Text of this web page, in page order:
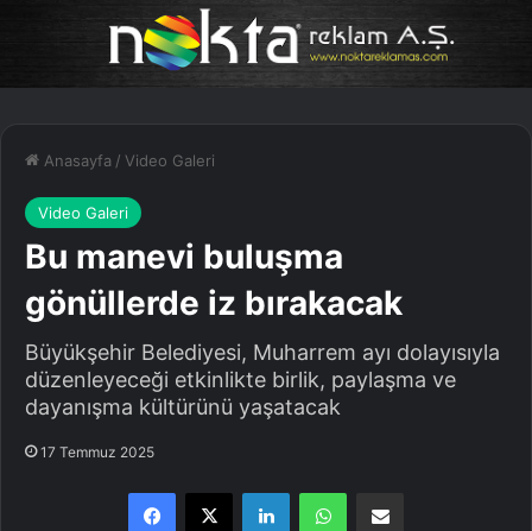
Anasayfa / Video Galeri
Video Galeri
Bu manevi buluşma
gönüllerde iz bırakacak
Büyükşehir Belediyesi, Muharrem ayı dolayısıyla
düzenleyeceği etkinlikte birlik, paylaşma ve
dayanışma kültürünü yaşatacak
17 Temmuz 2025